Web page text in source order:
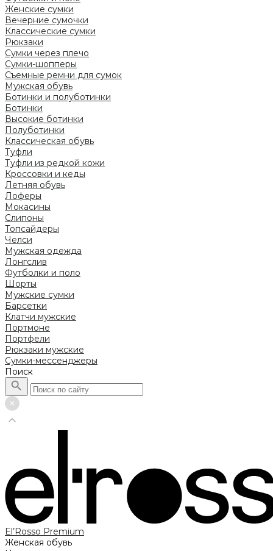
Женские сумки
Вечерние сумочки
Классические сумки
Рюкзаки
Сумки через плечо
Сумки-шопперы
Съемные ремни для сумок
Мужская обувь
Ботинки и полуботинки
Ботинки
Высокие ботинки
Полуботинки
Классическая обувь
Туфли
Туфли из редкой кожи
Кроссовки и кеды
Летняя обувь
Лоферы
Мокасины
Слипоны
Топсайдеры
Челси
Мужская одежда
Лонгслив
Футболки и поло
Шорты
Мужские сумки
Барсетки
Клатчи мужские
Портмоне
Портфели
Рюкзаки мужские
Сумки-мессенджеры
Поиск
El’Rosso Premium
Женская обувь